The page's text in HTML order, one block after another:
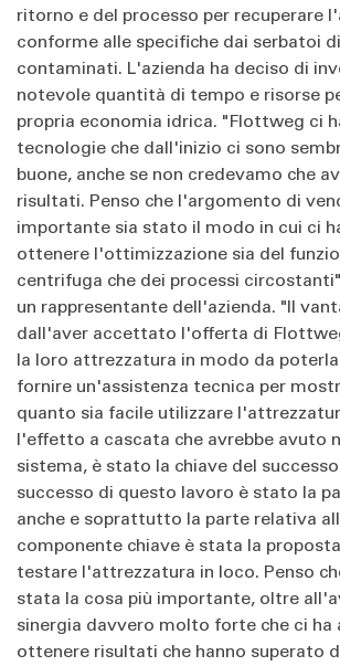
ritorno e del processo per recuperare
conforme alle specifiche dai serbatoi
contaminati. L'azienda ha deciso di
notevole quantità di tempo e risorse
propria economia idrica. "Flottweg ci
tecnologie che dall'inizio ci sono
buone, anche se non credevamo che
risultati. Penso che l'argomento di
importante sia stato il modo in cui ci
ottenere l'ottimizzazione sia del
centrifuga che dei processi
un rappresentante dell'azienda. "Il
dall'aver accettato l'offerta di
la loro attrezzatura in modo da
fornire un'assistenza tecnica per
quanto sia facile utilizzare
l'effetto a cascata che avrebbe avuto
sistema, è stato la chiave del
successo di questo lavoro è stato la
anche e soprattutto la parte relativa
componente chiave è stata la
testare l'attrezzatura in loco. Penso
stata la cosa più importante, oltre
sinergia davvero molto forte che ci ha
ottenere risultati che hanno superato